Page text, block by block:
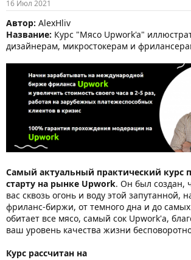
м
ы
а
л
а
16 Июл 2021
Автор: AlexHliv
Название: Курс "Мясо Upwork'a"
дизайнерам, микростокерам и
Самый актуальный практический курс
старту на рынке Upwork. Он был создан,
вас сквозь огонь и воду этой запутанной,
фриланс-биржи, от темного дна и до самых
обитает все мясо, самый сок Upwork'а,
ваш уровень качества жизни
Курс рассчитан на